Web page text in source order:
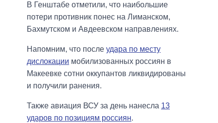
В Генштабе отметили, что наибольшие
потери противник понес на Лиманском,
Бахмутском и Авдеевском направлениях.
Напомним, что после удара по месту
дислокации мобилизованных россиян в
Макеевке сотни оккупантов ликвидированы
и получили ранения.
Также авиация ВСУ за день нанесла 13
ударов по позициям россиян.